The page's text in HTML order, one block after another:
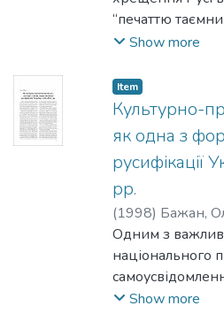
контексті
дослідження
ще в 20-х роках
“печаттю
станом джерел,
сповненим
непевностей.
моменти цієї
особистого
Володимира,
встановлення
маємо, за
“тільки
непевні, до
не сприяє
питань.
Show more
Item
Культурно-
як одна з
русифікації
рр.
(1998) Бажан,
Одним з
національного
та багатогранна
Show more